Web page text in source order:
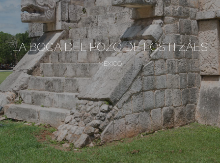
LA BOCA DEL POZO DE LOS ITZÁES
MÉXICO